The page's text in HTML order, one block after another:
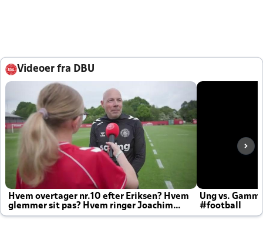
Videoer fra DBU
Hvem overtager nr.10 efter Eriksen? Hvem
glemmer sit pas? Hvem ringer Joachim
altid til efter kampe?
Ung vs.
#football